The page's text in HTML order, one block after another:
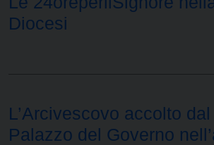
Diocesi
L’Arcivescovo accolto
Palazzo del Governo